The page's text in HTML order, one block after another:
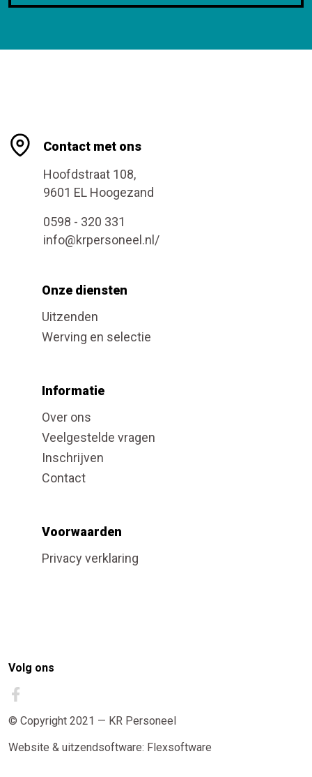
Contact met ons
Hoofdstraat 108,
9601 EL Hoogezand
0598 - 320 331
info@krpersoneel.nl/
Onze diensten
Uitzenden
Werving en selectie
Informatie
Over ons
Veelgestelde vragen
Inschrijven
Contact
Voorwaarden
Privacy verklaring
Volg ons
© Copyright 2021 — KR Personeel
Website & uitzendsoftware: Flexsoftware